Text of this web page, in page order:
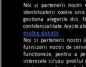
Noi și partenerii noștri
identificatorii cookie
gestiona alegerile dvs.
confidențialitate. Aceste
multe detalii
Noi si partenerii nostri
furnizorii nostri de
functioneze, pentru a
interesele si/sau profilul